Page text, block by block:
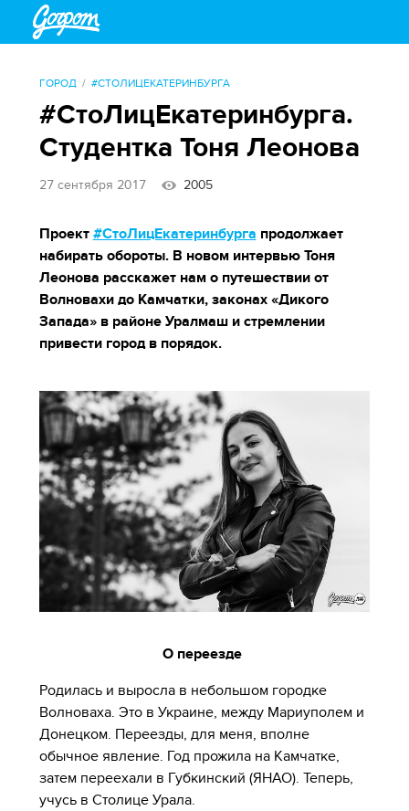
ГОРОД #СТОЛИЦЕКАТЕРИНБУРГА
#СтоЛицЕкатеринбурга.
Студентка Тоня Леонова
27 сентября 2017 2005
Проект #СтоЛицЕкатеринбурга продолжает
набирать обороты. В новом интервью Тоня
Леонова расскажет нам о путешествии от
Волновахи до Камчатки, законах «Дикого
Запада» в районе Уралмаш и стремлении
привести город в порядок.
О переезде
Родилась и выросла в небольшом городке
Волноваха. Это в Украине, между Мариуполем и
Донецком. Переезды, для меня, вполне
обычное явление. Год прожила на Камчатке,
затем переехали в Губкинский (ЯНАО). Теперь,
учусь в Столице Урала.